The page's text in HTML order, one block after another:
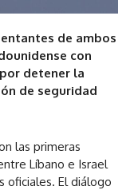
de ambos
con
detener la
de seguridad
las primeras
Líbano e Israel
oficiales. El diálogo